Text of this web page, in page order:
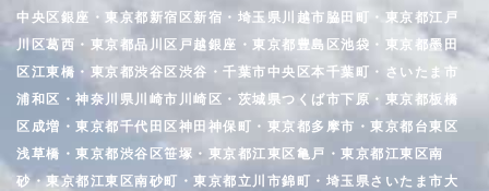
中央区銀座・東京都新宿区新宿・埼玉県川越市脇田町・東京都江戸
川区葛西・東京都品川区戸越銀座・東京都豊島区池袋・東京都墨田
区江東橋・東京都渋谷区渋谷・千葉市中央区本千葉町・さいたま市
浦和区・神奈川県川崎市川崎区・茨城県つくば市下原・東京都板橋
区成増・東京都千代田区神田神保町・東京都多摩市・東京都台東区
浅草橋・東京都渋谷区笹塚・東京都江東区亀戸・東京都江東区南
砂・東京都江東区南砂町・東京都立川市錦町・埼玉県さいたま市大